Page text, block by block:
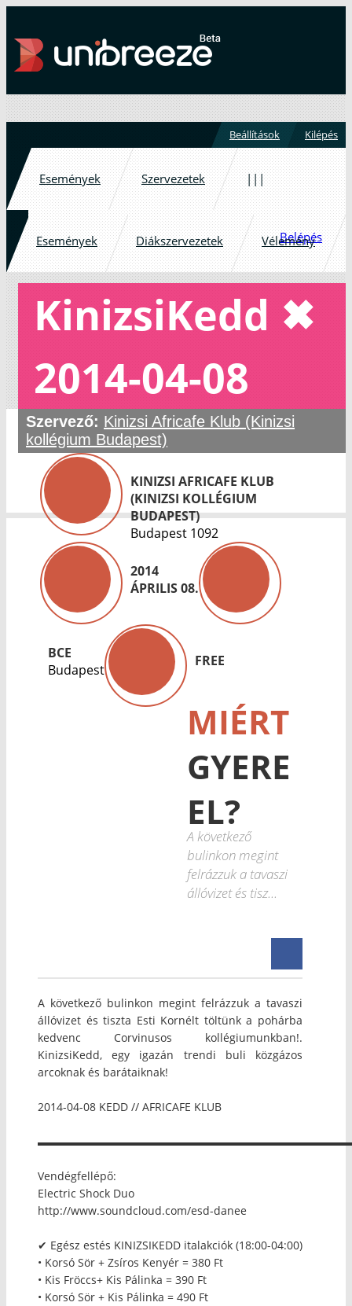
Beállítások Kilépés
Események Szervezetek |||
Események Diákszervezetek Vélemény
Belépés
KinizsiKedd ✖
2014-04-08
Szervező: Kinizsi Africafe Klub (Kinizsi
kollégium Budapest)
KINIZSI AFRICAFE KLUB
(KINIZSI KOLLÉGIUM
BUDAPEST)
Budapest 1092
2014
ÁPRILIS 08.
BCE
Budapest
FREE
MIÉRT
GYERE
EL?
A következő
bulinkon megint
felrázzuk a tavaszi
állóvizet és tisz...
A következő bulinkon megint felrázzuk a tavaszi
állóvizet és tiszta Esti Kornélt töltünk a pohárba
kedvenc Corvinusos kollégiumunkban!.
KinizsiKedd, egy igazán trendi buli közgázos
arcoknak és barátaiknak!
2014-04-08 KEDD // AFRICAFE KLUB
Vendégfellépő:
Electric Shock Duo
http://www.soundcloud.com/esd-danee
✔ Egész estés KINIZSIKEDD italakciók (18:00-04:00)
• Korsó Sör + Zsíros Kenyér = 380 Ft
• Kis Fröccs+ Kis Pálinka = 390 Ft
• Korsó Sör + Kis Pálinka = 490 Ft